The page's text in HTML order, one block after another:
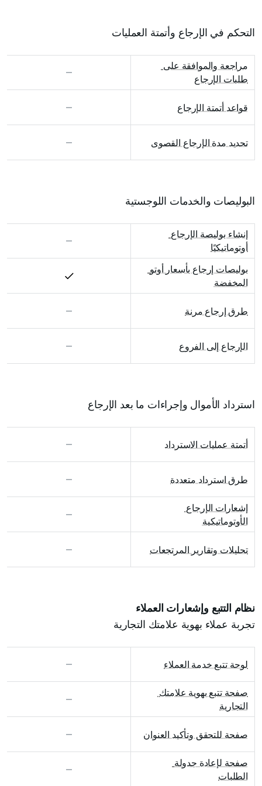
التحكم في الإرجاع وأتمتة العمليات
طلبات الإرجاع
قواعد أتمتة الإرجاع
تحديد مدة الإرجاع القصوى
البوليصات والخدمات اللوجستية
أوتوماتيكيًا
المخفضة
طرق إرجاع مرنة
الإرجاع إلى الفروع
استرداد الأموال وإجراءات ما بعد الإرجاع
أتمتة عمليات الاسترداد
طرق استرداد متعددة
الأوتوماتيكية
تحليلات وتقارير المرتجعات
نظام التتبع وإشعارات العملاء
تجربة عملاء بهوية علامتك التجارية
لوحة تتبع خدمة العملاء
التجارية
صفحة للتحقق وتأكيد العنوان
الطلبات